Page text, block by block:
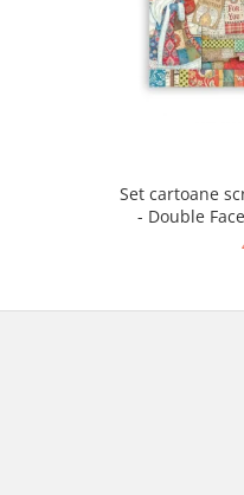
Set cartoane
- Double